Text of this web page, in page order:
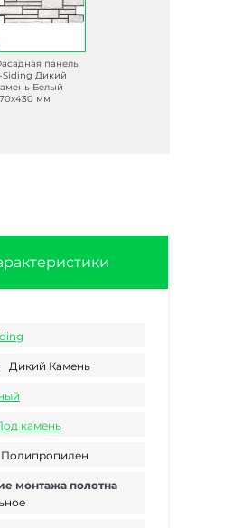
панель
Siding Дикий
Белый
мм
Дикий Камень
камень
Полипропилен
монтажа полотна